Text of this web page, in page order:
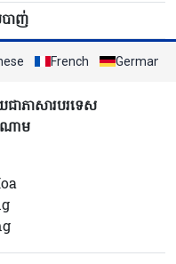
បាញ់
French German
ជាភាសារបរទេស
ណាម